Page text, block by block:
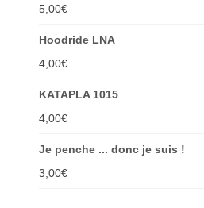
5,00€
Hoodride LNA
4,00€
KATAPLA 1015
4,00€
Je penche ... donc je suis !
3,00€